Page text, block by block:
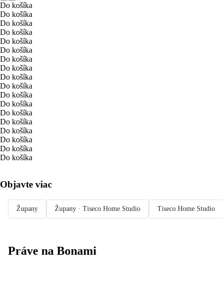
Do košíka
Do košíka
Do košíka
Do košíka
Do košíka
Do košíka
Do košíka
Do košíka
Do košíka
Do košíka
Do košíka
Do košíka
Do košíka
Do košíka
Do košíka
Do košíka
Do košíka
Do košíka
Objavte viac
Župany Župany · Tiseco Home Studio Tiseco Home Studio
Práve na Bonami